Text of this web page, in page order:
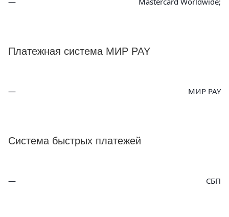
Платежная система МИР PAY
МИР PAY
Система быстрых платежей
СБП